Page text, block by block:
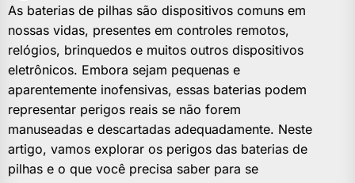
As baterias de pilhas são dispositivos comuns em
nossas vidas, presentes em controles remotos,
relógios, brinquedos e muitos outros dispositivos
eletrônicos. Embora sejam pequenas e
aparentemente inofensivas, essas baterias podem
representar perigos reais se não forem
manuseadas e descartadas adequadamente. Neste
artigo, vamos explorar os perigos das baterias de
pilhas e o que você precisa saber para se